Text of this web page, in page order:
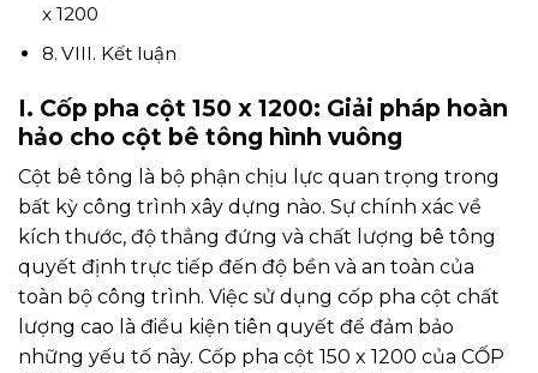
x 1200
VIII. Kết luận
I. Cốp pha cột 150 x 1200: Giải pháp hoàn
hảo cho cột bê tông hình vuông
Cột bê tông là bộ phận chịu lực quan trọng trong
bất kỳ công trình xây dựng nào. Sự chính xác về
kích thước, độ thẳng đứng và chất lượng bê tông
quyết định trực tiếp đến độ bền và an toàn của
toàn bộ công trình. Việc sử dụng cốp pha cột chất
lượng cao là điều kiện tiên quyết để đảm bảo
những yếu tố này. Cốp pha cột 150 x 1200 của CỐP